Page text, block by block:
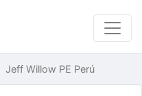
Jeff Willow PE Perú